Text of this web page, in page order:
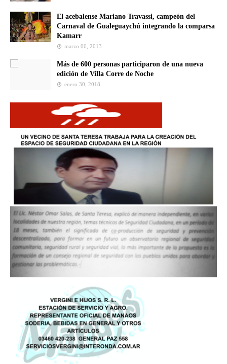
El acebalense Mariano Travassi, campeón del
Carnaval de Gualeguaychú integrando la comparsa
Kamarr
marzo 06, 2013
Más de 600 personas participaron de una nueva
edición de Villa Corre de Noche
enero 30, 2018